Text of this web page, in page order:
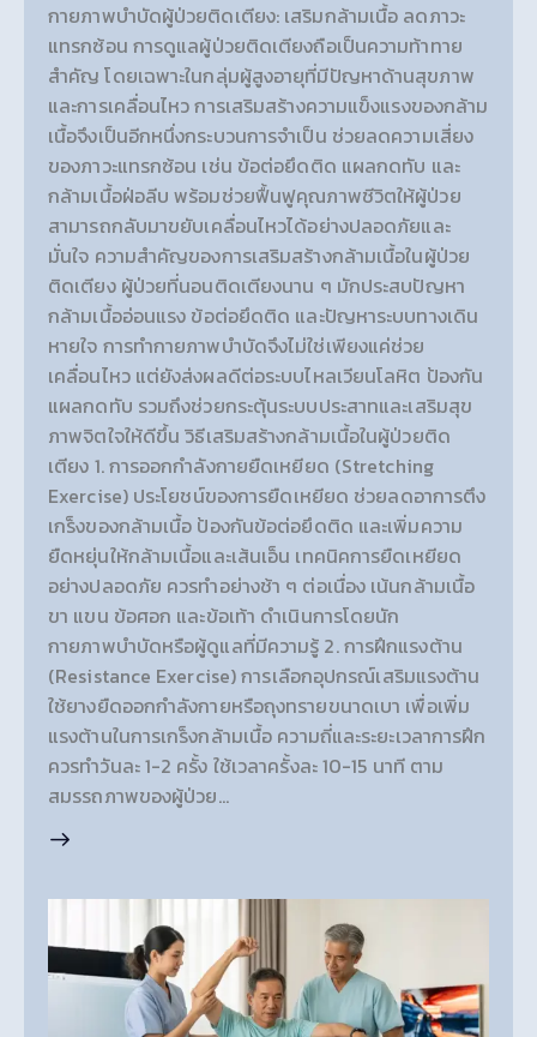
กายภาพบำบัดผู้ป่วยติดเตียง: เสริมกล้ามเนื้อ ลดภาวะ
แทรกซ้อน การดูแลผู้ป่วยติดเตียงถือเป็นความท้าทาย
สำคัญ โดยเฉพาะในกลุ่มผู้สูงอายุที่มีปัญหาด้านสุขภาพ
และการเคลื่อนไหว การเสริมสร้างความแข็งแรงของกล้าม
เนื้อจึงเป็นอีกหนึ่งกระบวนการจำเป็น ช่วยลดความเสี่ยง
ของภาวะแทรกซ้อน เช่น ข้อต่อยึดติด แผลกดทับ และ
กล้ามเนื้อฝ่อลีบ พร้อมช่วยฟื้นฟูคุณภาพชีวิตให้ผู้ป่วย
สามารถกลับมาขยับเคลื่อนไหวได้อย่างปลอดภัยและ
มั่นใจ ความสำคัญของการเสริมสร้างกล้ามเนื้อในผู้ป่วย
ติดเตียง ผู้ป่วยที่นอนติดเตียงนาน ๆ มักประสบปัญหา
กล้ามเนื้ออ่อนแรง ข้อต่อยึดติด และปัญหาระบบทางเดิน
หายใจ การทำกายภาพบำบัดจึงไม่ใช่เพียงแค่ช่วย
เคลื่อนไหว แต่ยังส่งผลดีต่อระบบไหลเวียนโลหิต ป้องกัน
แผลกดทับ รวมถึงช่วยกระตุ้นระบบประสาทและเสริมสุข
ภาพจิตใจให้ดีขึ้น วิธีเสริมสร้างกล้ามเนื้อในผู้ป่วยติด
เตียง 1. การออกกำลังกายยืดเหยียด (Stretching
Exercise) ประโยชน์ของการยืดเหยียด ช่วยลดอาการตึง
เกร็งของกล้ามเนื้อ ป้องกันข้อต่อยึดติด และเพิ่มความ
ยืดหยุ่นให้กล้ามเนื้อและเส้นเอ็น เทคนิคการยืดเหยียด
อย่างปลอดภัย ควรทำอย่างช้า ๆ ต่อเนื่อง เน้นกล้ามเนื้อ
ขา แขน ข้อศอก และข้อเท้า ดำเนินการโดยนัก
กายภาพบำบัดหรือผู้ดูแลที่มีความรู้ 2. การฝึกแรงต้าน
(Resistance Exercise) การเลือกอุปกรณ์เสริมแรงต้าน
ใช้ยางยืดออกกำลังกายหรือถุงทรายขนาดเบา เพื่อเพิ่ม
แรงต้านในการเกร็งกล้ามเนื้อ ความถี่และระยะเวลาการฝึก
ควรทำวันละ 1-2 ครั้ง ใช้เวลาครั้งละ 10-15 นาที ตาม
สมรรถภาพของผู้ป่วย…